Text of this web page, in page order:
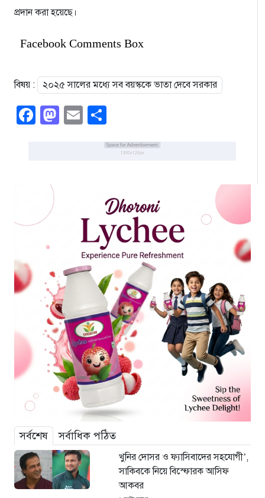
প্রদান করা হয়েছে।
Facebook Comments Box
বিষয় : ২০২৫ সালের মধ্যে সব বয়স্ককে ভাতা দেবে সরকার
Facebook
Mastodon
Email
সর্বশেষ সর্বাধিক পঠিত
খুনির দোসর ও ফ্যাসিবাদের সহযোগী’,
সাকিবকে নিয়ে বিস্ফোরক আসিফ
আকবর